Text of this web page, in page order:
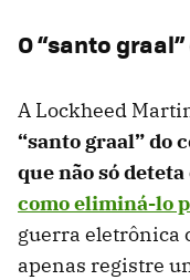
O “santo
A Lockheed
“santo graal” do
que não só
como eliminá-lo
guerra eletrônica
apenas registre